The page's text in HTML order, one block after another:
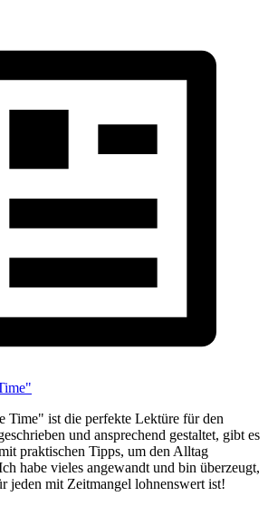
Time" ist die perfekte Lektüre für den
und ansprechend gestaltet, gibt es
praktischen Tipps, um den Alltag
habe vieles angewandt und bin überzeugt,
jeden mit Zeitmangel lohnenswert ist!